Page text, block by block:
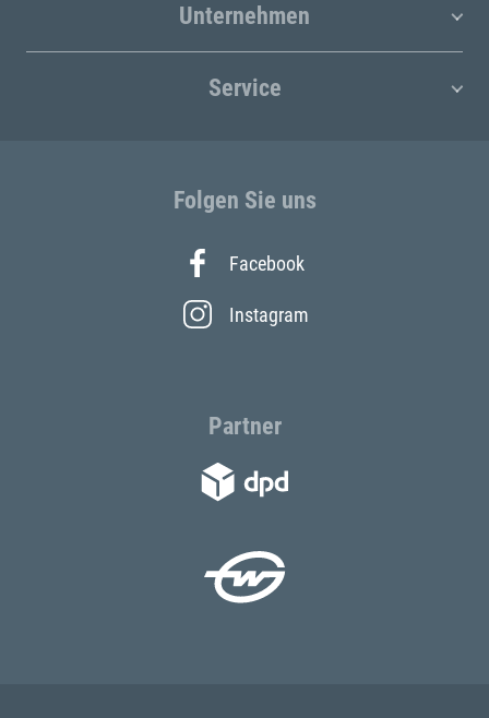
Unternehmen
Service
Folgen Sie uns
Facebook
Instagram
Partner